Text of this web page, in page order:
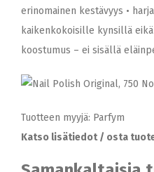
erinomainen kestävyys •
kaikenkokoisille kynsillä eikä
koostumus – ei sisällä
Tuotteen myyjä: Parfym
Katso lisätiedot / osta